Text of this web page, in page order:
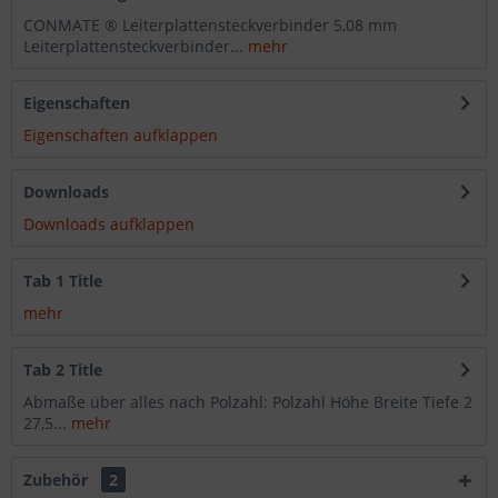
CONMATE ® Leiterplattensteckverbinder 5,08 mm
Leiterplattensteckverbinder... mehr
Eigenschaften
Eigenschaften aufklappen
Downloads
Downloads aufklappen
Tab 1 Title
mehr
Tab 2 Title
Abmaße über alles nach Polzahl: Polzahl Höhe Breite Tiefe 2
27,5... mehr
Zubehör 2